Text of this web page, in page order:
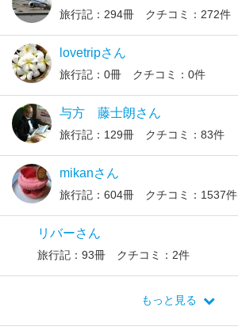
旅行記：294冊 クチコミ：272件
lovetripさん
旅行記：0冊 クチコミ：0件
与方 藤士朗さん
旅行記：129冊 クチコミ：83件
mikanさん
旅行記：604冊 クチコミ：1537件
リバーさん
旅行記：93冊 クチコミ：2件
もっと見る